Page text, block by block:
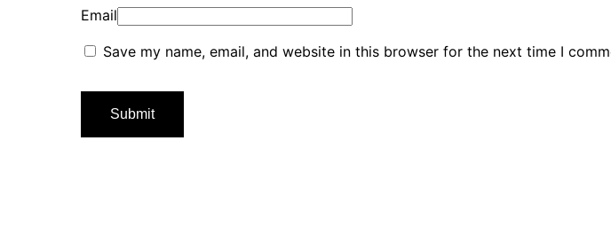
Email
Save my name, email, and website in this browser for the next time I